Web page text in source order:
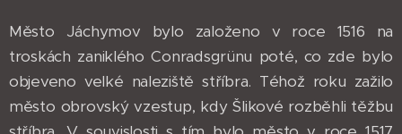
Město Jáchymov bylo založeno v roce 1516 na
troskách zaniklého Conradsgrünu poté, co zde bylo
objeveno velké naleziště stříbra. Téhož roku zažilo
město obrovský vzestup, kdy Šlikové rozběhli těžbu